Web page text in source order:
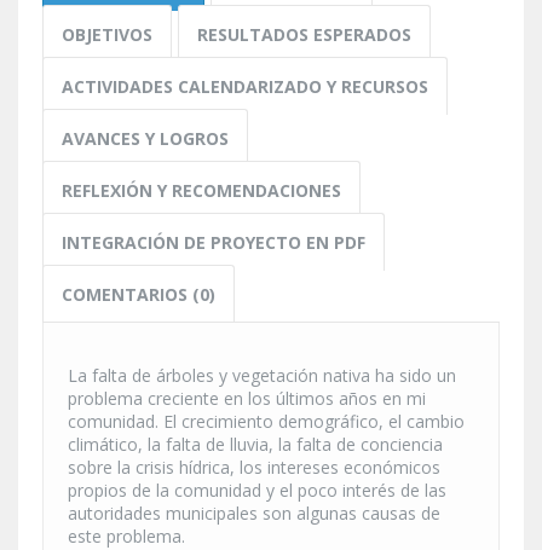
OBJETIVOS RESULTADOS ESPERADOS
ACTIVIDADES CALENDARIZADO Y RECURSOS
AVANCES Y LOGROS
REFLEXIÓN Y RECOMENDACIONES
INTEGRACIÓN DE PROYECTO EN PDF
COMENTARIOS (0)
La falta de árboles y vegetación nativa ha sido un
problema creciente en los últimos años en mi
comunidad. El crecimiento demográfico, el cambio
climático, la falta de lluvia, la falta de conciencia
sobre la crisis hídrica, los intereses económicos
propios de la comunidad y el poco interés de las
autoridades municipales son algunas causas de
este problema.